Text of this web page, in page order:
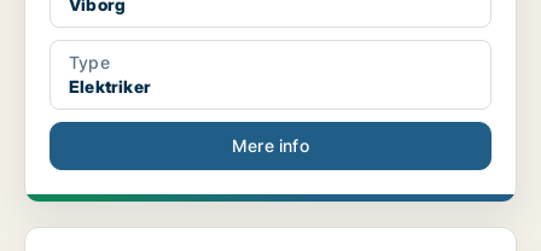
Viborg
Type
Elektriker
Mere info
Elektriker til renseanlæg i Varde